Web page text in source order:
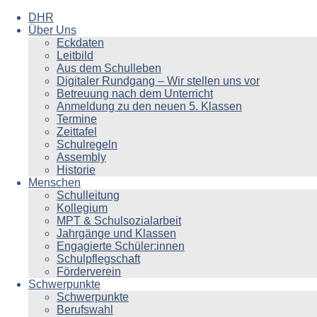
DHR
Über Uns
Eckdaten
Leitbild
Aus dem Schulleben
Digitaler Rundgang – Wir stellen uns vor
Betreuung nach dem Unterricht
Anmeldung zu den neuen 5. Klassen
Termine
Zeittafel
Schulregeln
Assembly
Historie
Menschen
Schulleitung
Kollegium
MPT & Schulsozialarbeit
Jahrgänge und Klassen
Engagierte Schüler:innen
Schulpflegschaft
Förderverein
Schwerpunkte
Schwerpunkte
Berufswahl